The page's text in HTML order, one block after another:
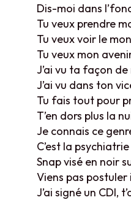
Dis-moi dans
Tu veux prendre
Tu veux voir le
Tu veux mon
J’ai vu ta façon
J’ai vu dans ton
Tu fais tout pour
T’en dors plus la
Je connais ce
C’est la psychiatrie
Snap visé en noir
Viens pas postuler
J’ai signé un CDI,